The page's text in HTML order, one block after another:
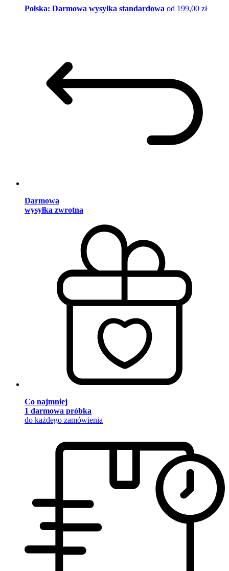
Polska: Darmowa wysyłka standardowa od 199,00 zł
Darmowa
wysyłka zwrotna
Co najmniej
1 darmowa próbka
do każdego zamówienia